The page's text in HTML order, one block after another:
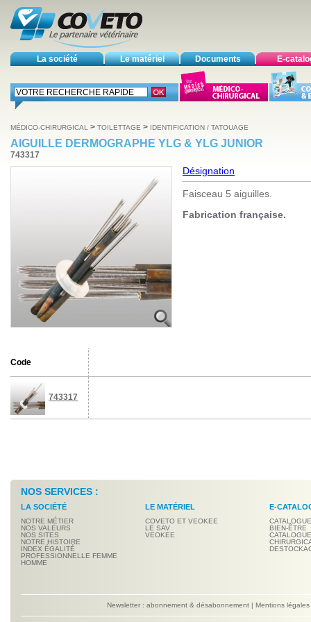
La société Le matériel Documents E-
MÉDICO-CHIRURGICAL > TOILETTAGE > IDENTIFICATION / TATOUAGE
AIGUILLE DERMOGRAPHE YLG & YLG JUNIOR
743317
Désignation
Faisceau 5 aiguilles.
Fabrication française.
Code
743317
NOS SERVICES :
LA SOCIÉTÉ
NOTRE MÉTIER
NOS VALEURS
NOS SITES
NOTRE HISTOIRE
INDEX ÉGALITÉ
PROFESSIONNELLE FEMME
HOMME
LE MATÉRIEL
COVETO ET VEOKEE
LE SAV
VEOKEE
E-
BIEN-ÊTRE
Newsletter : abonnement & désabonnement | Mentions légales